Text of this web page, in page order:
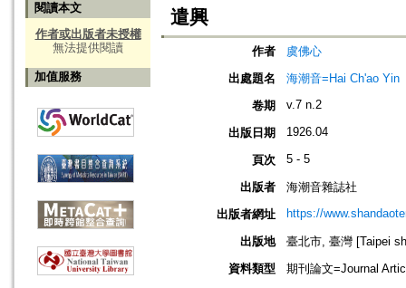
閱讀本文
作者或出版者未授權
無法提供閱讀
加值服務
遣興
作者
虞佛心
出處題名
海潮音=Hai Ch'ao Yin
卷期
v.7 n.2
出版日期 1926.04
頁次 5 - 5
出版者
海潮音雜誌社
出版者網址
https://
出版地
臺北市, 臺灣 [Taipei
資料類型
期刊論文=Journal